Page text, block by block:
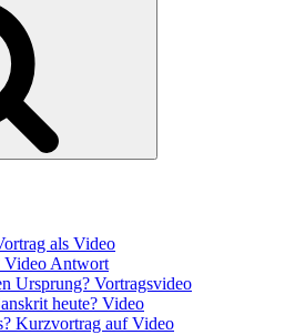
als Video
Video Antwort
Ursprung? Vortragsvideo
heute? Video
Kurzvortrag auf Video